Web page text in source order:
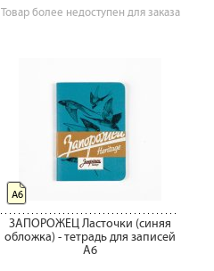
Товар более недоступен для заказа
ЗАПОРОЖЕЦ Ласточки (синяя
обложка) - тетрадь для записей
А6
А6